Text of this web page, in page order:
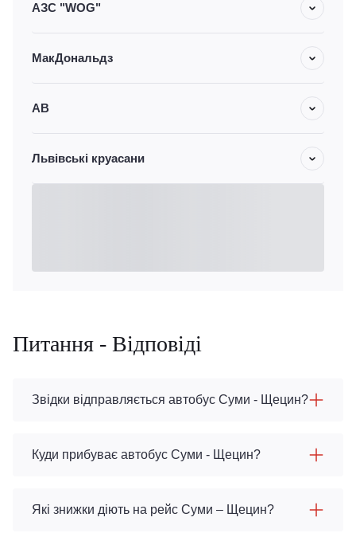
АЗС "WOG"
МакДональдз
АВ
Львівські круасани
Питання - Відповіді
Звідки відправляється автобус Суми - Щецин?
Куди прибуває автобус Суми - Щецин?
Які знижки діють на рейс Суми – Щецин?